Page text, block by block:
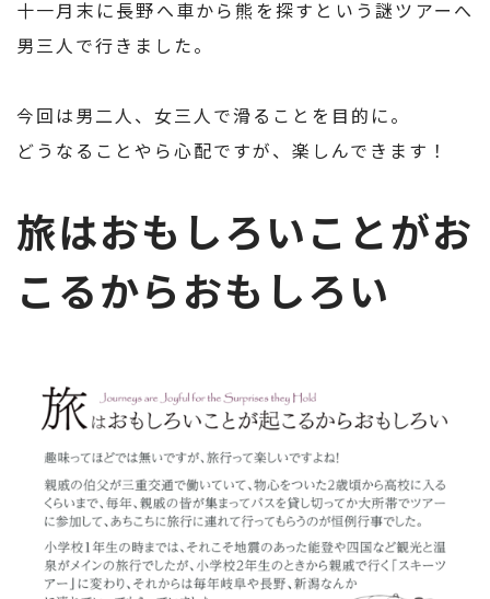
十一月末に長野へ車から熊を探すという謎ツアーへ
男三人で行きました。
今回は男二人、女三人で滑ることを目的に。
どうなることやら心配ですが、楽しんできます！
旅はおもしろいことがお
こるからおもしろい